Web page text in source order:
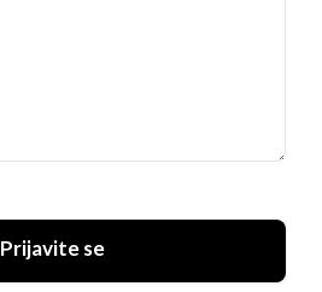
Prijavite se